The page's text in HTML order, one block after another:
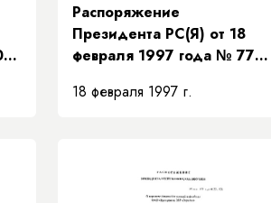
Распоряжение
Президента РС(Я) от 18
февраля 1997 года № 77-
Президента Республики
18 февраля 1997 г.